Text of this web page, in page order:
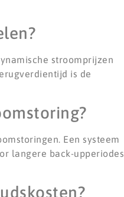
stroomprijzen
is de
Een systeem
langere back-upperiodes